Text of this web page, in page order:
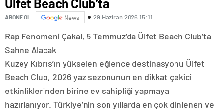
Ülfet Beach Club’ta
ABONE OL News 29 Haziran 2026 15:11
Rap Fenomeni Çakal, 5 Temmuz’da Ülfet Beach Club’ta
Sahne Alacak
Kuzey Kıbrıs’ın yükselen eğlence destinasyonu Ülfet
Beach Club, 2026 yaz sezonunun en dikkat çekici
etkinliklerinden birine ev sahipliği yapmaya
hazırlanıyor. Türkiye’nin son yıllarda en çok dinlenen ve